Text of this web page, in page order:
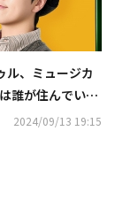
ル、ミュージカ
誰が住んでいる
に抜擢！
2024/09/13 19:15